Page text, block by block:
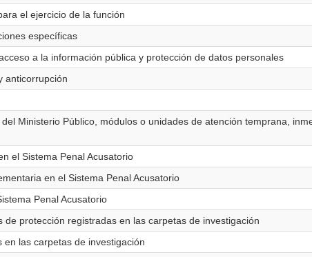
el ejercicio de la función
específicas
a la información pública y protección de datos personales
anticorrupción
Ministerio Público, módulos o unidades de atención temprana,
el Sistema Penal Acusatorio
en el Sistema Penal Acusatorio
Penal Acusatorio
protección registradas en las carpetas de investigación
las carpetas de investigación